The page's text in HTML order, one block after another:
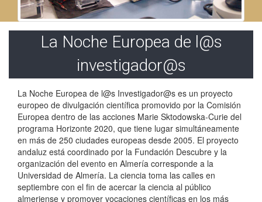
La Noche Europea de l@s
investigador@s
La Noche Europea de l@s Investigador@s es un proyecto
europeo de divulgación científica promovido por la Comisión
Europea dentro de las acciones Marie Sktodowska-Curie del
programa Horizonte 2020, que tiene lugar simultáneamente
en más de 250 ciudades europeas desde 2005. El proyecto
andaluz está coordinado por la Fundación Descubre y la
organización del evento en Almería corresponde a la
Universidad de Almería. La ciencia toma las calles en
septiembre con el fin de acercar la ciencia al público
almeriense y promover vocaciones científicas en los más